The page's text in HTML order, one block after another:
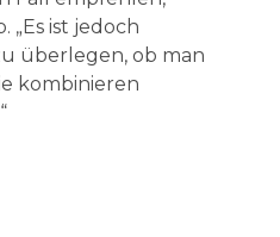
„Es ist jedoch
überlegen, ob man
kombinieren